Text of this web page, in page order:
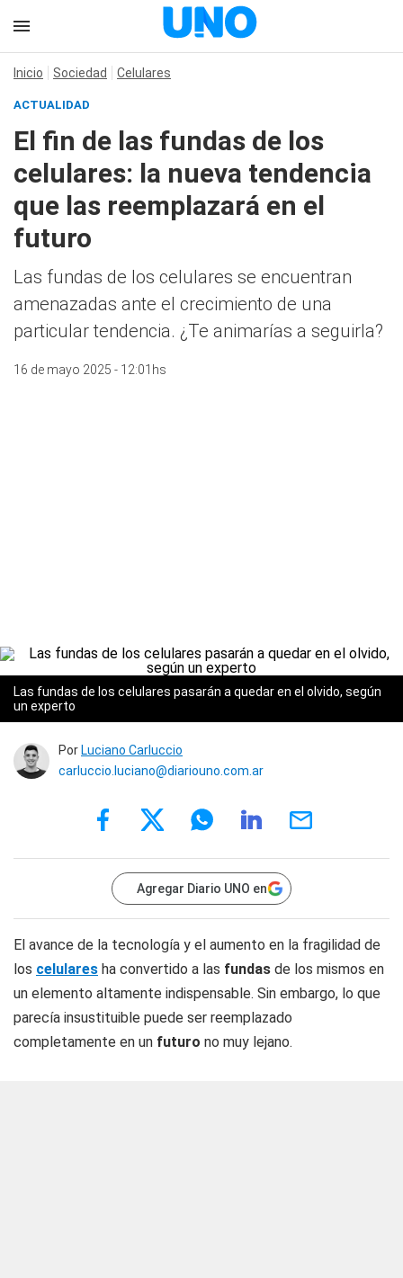
Inicio Sociedad Celulares
ACTUALIDAD
El fin de las fundas de los
celulares: la nueva tendencia
que las reemplazará en el
futuro
Las fundas de los celulares se encuentran
amenazadas ante el crecimiento de una
particular tendencia. ¿Te animarías a seguirla?
16 de mayo 2025 - 12:01hs
Las fundas de los celulares pasarán a quedar en el olvido, según
un experto
Por Luciano Carluccio
carluccio.luciano@diariouno.com.ar
Agregar Diario UNO en
El avance de la tecnología y el aumento en la fragilidad de
los celulares ha convertido a las fundas de los mismos en
un elemento altamente indispensable. Sin embargo, lo que
parecía insustituible puede ser reemplazado
completamente en un futuro no muy lejano.